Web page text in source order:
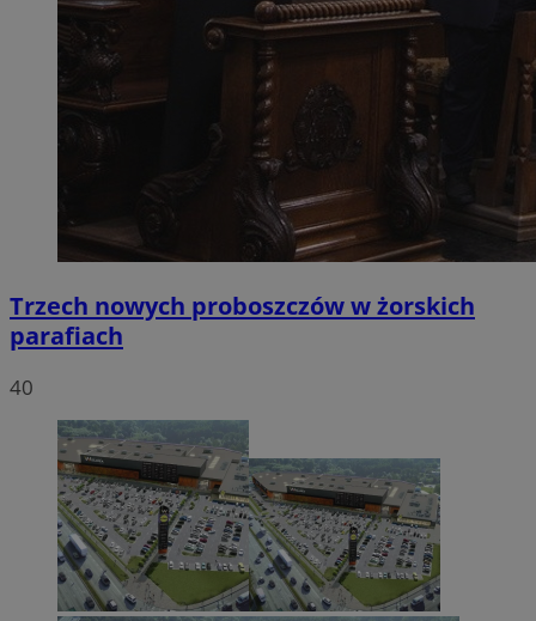
Trzech nowych proboszczów w żorskich
parafiach
40